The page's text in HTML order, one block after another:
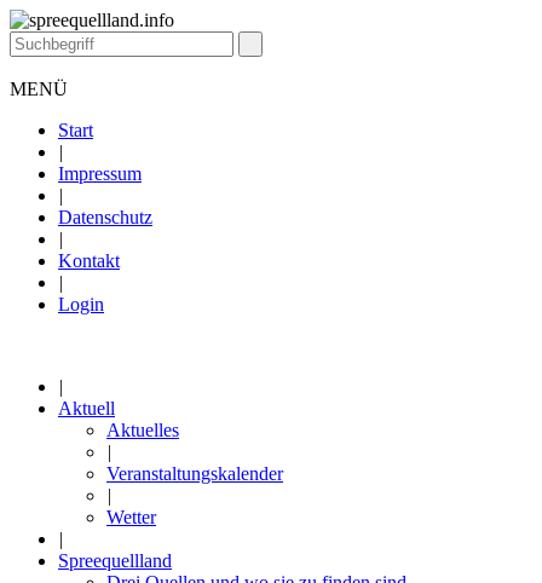
MENÜ
Start
|
Impressum
|
Datenschutz
|
Kontakt
|
Login
|
Aktuell
Aktuelles
|
Veranstaltungskalender
|
Wetter
|
Spreequellland